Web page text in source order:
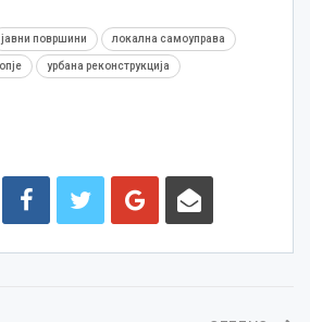
јавни површини локална самоуправа
урбана реконструкција